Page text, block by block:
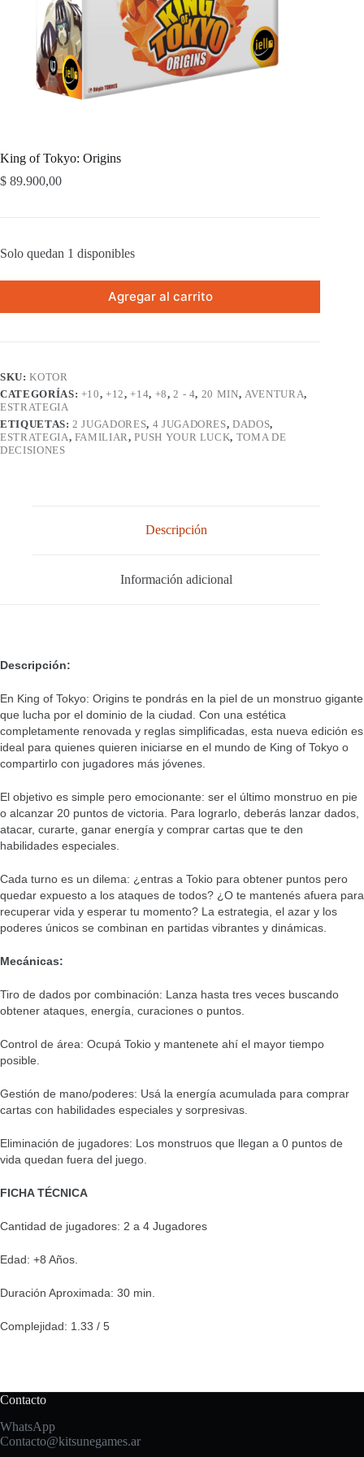
King of Tokyo: Origins
$ 89.900,00
Solo quedan 1 disponibles
Agregar al carrito
SKU:KOTOR
CATEGORÍAS: +10,+12,+14, +8, 2 - 4, 20 MIN, AVENTURA,
ESTRATEGIA
ETIQUETAS: 2 JUGADORES, 4 JUGADORES,DADOS,
ESTRATEGIA, FAMILIAR,PUSH YOUR LUCK, TOMA DE
DECISIONES
Descripción
Información adicional
Descripción:
En King of Tokyo: Origins te pondrás en la piel de un monstruo gigante
que lucha por el dominio de la ciudad. Con una estética
completamente renovada y reglas simplificadas, esta nueva edición es
ideal para quienes quieren iniciarse en el mundo de King of Tokyo o
compartirlo con jugadores más jóvenes.
El objetivo es simple pero emocionante: ser el último monstruo en pie
o alcanzar 20 puntos de victoria. Para lograrlo, deberás lanzar dados,
atacar, curarte, ganar energía y comprar cartas que te den
habilidades especiales.
Cada turno es un dilema: ¿entras a Tokio para obtener puntos pero
quedar expuesto a los ataques de todos? ¿O te mantenés afuera para
recuperar vida y esperar tu momento? La estrategia, el azar y los
poderes únicos se combinan en partidas vibrantes y dinámicas.
Mecánicas:
Tiro de dados por combinación: Lanza hasta tres veces buscando
obtener ataques, energía, curaciones o puntos.
Control de área: Ocupá Tokio y mantenete ahí el mayor tiempo
posible.
Gestión de mano/poderes: Usá la energía acumulada para comprar
cartas con habilidades especiales y sorpresivas.
Eliminación de jugadores: Los monstruos que llegan a 0 puntos de
vida quedan fuera del juego.
FICHA TÉCNICA
Cantidad de jugadores: 2 a 4 Jugadores
Edad: +8 Años.
Duración Aproximada: 30 min.
Complejidad: 1.33 / 5
Contacto
WhatsApp
Contacto@kitsunegames.ar